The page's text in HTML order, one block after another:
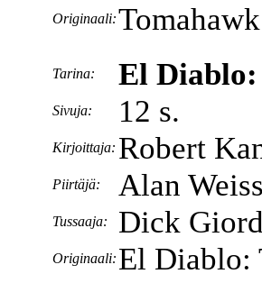
Originaali:
Tarina: El
Sivuja: 12 s.
Kirjoittaja: Robert
Piirtäjä: Alan Weiss
Tussaaja: Dick
Originaali: El Diablo: